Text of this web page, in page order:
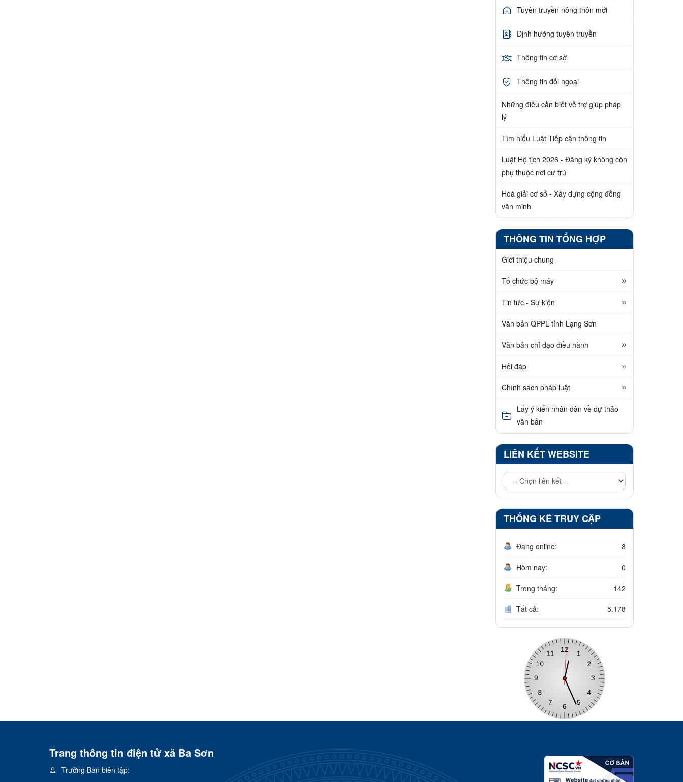
Tuyên truyền nông thôn mới
Định hướng tuyên truyền
Thông tin cơ sở
Thông tin đối ngoại
Những điều cần biết về trợ giúp pháp
lý
Tìm hiểu Luật Tiếp cận thông tin
Luật Hộ tịch 2026 - Đăng ký không còn
phụ thuộc nơi cư trú
Hoà giải cơ sở - Xây dựng cộng đồng
văn minh
THÔNG TIN TỔNG HỢP
Giới thiệu chung
Tổ chức bộ máy
Tin tức - Sự kiện
Văn bản QPPL tỉnh Lạng Sơn
Văn bản chỉ đạo điều hành
Hỏi đáp
Chính sách pháp luật
Lấy ý kiến nhân dân về dự thảo
văn bản
LIÊN KẾT WEBSITE
THỐNG KÊ TRUY CẬP
Đang online: 8
Hôm nay: 0
Trong tháng: 142
Tất cả: 5.178
Trang thông tin điện tử xã Ba Sơn
Trưởng Ban biên tập: